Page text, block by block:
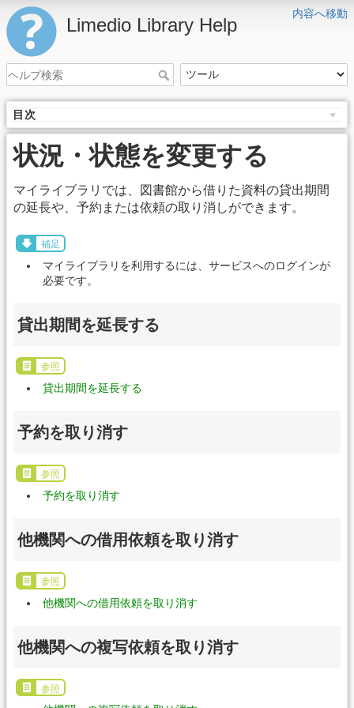
内容へ移動
Limedio Library Help
目次
状況・状態を変更する
マイライブラリでは、図書館から借りた資料の貸出期間
の延長や、予約または依頼の取り消しができます。
補足
マイライブラリを利用するには、サービスへのログインが
必要です。
貸出期間を延長する
参照
貸出期間を延長する
予約を取り消す
参照
予約を取り消す
他機関への借用依頼を取り消す
参照
他機関への借用依頼を取り消す
他機関への複写依頼を取り消す
参照